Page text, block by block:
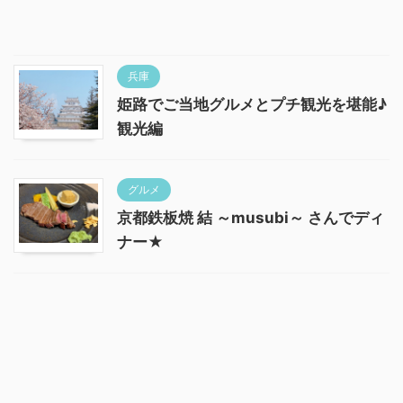
兵庫
姫路でご当地グルメとプチ観光を堪能♪
観光編
グルメ
京都鉄板焼 結 ～musubi～ さんでディ
ナー★